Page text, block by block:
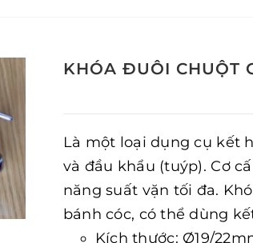
KHÓA ĐUÔI CHUỘT
Là một loại dụng cụ kết
và đầu khẩu (tuýp). Cơ
năng suất vặn tối đa.
bánh cóc, có thể dùng
Kích thước: Ø19/